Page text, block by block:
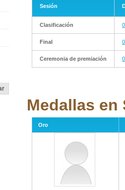
Sesión
Clasificación
Final
Ceremonia de premiación
Medallas
Oro